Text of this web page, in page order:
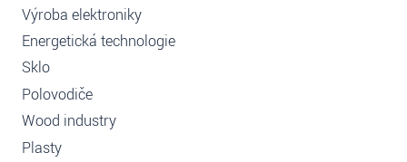
Výroba elektroniky
Energetická technologie
Sklo
Polovodiče
Wood industry
Plasty